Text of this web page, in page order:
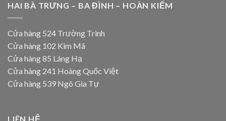
HAI BÀ TRƯNG – BA ĐÌNH – HOÀN KIẾM
Cửa hàng 524 Trường Trinh
Cửa hàng 102 Kim Mã
Cửa hàng 85 Láng Hạ
Cửa hàng 241 Hoàng Quốc Việt
Cửa hàng 539 Ngô Gia Tự
LIÊN HỆ